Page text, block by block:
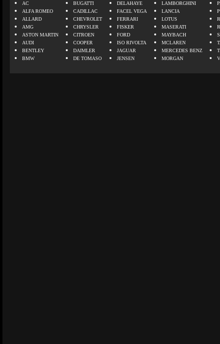
AC
ALFA ROMEO
ALLARD
AMG
ASTON MARTIN
AUDI
BENTLEY
BMW
BUGATTI
CADILLAC
CHEVROLET
CHRYSLER
CITROEN
COOPER
DAIMLER
DE TOMASO
DELAHAYE
FACEL VEGA
FERRARI
FISKER
FORD
ISO RIVOLTA
JAGUAR
JENSEN
LAMBORGHINI
LANCIA
LOTUS
MASERATI
MAYBACH
MCLAREN
MERCEDES BENZ
MORGAN